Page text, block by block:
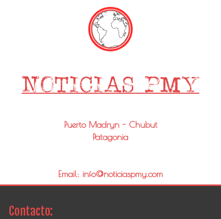
Puerto Madryn - Chubut
Patagonia
Email: info@noticiaspmy.com
Contacto: